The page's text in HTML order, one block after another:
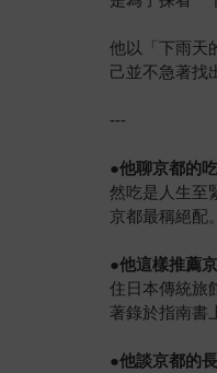
他以「下雨天
己並不急著找
---
●他聊京都的
然吃是人生至
京都最稱絕配
●他這樣推薦
住日本傳統旅
著錄於指南書
●他談京都的